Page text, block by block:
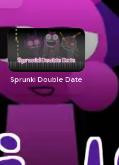
Sprunki Double Date